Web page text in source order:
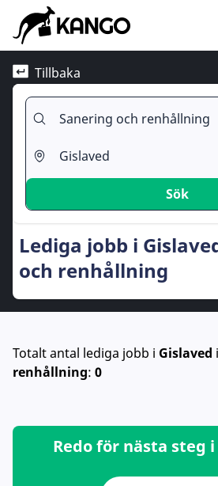
Tillbaka
Sök
Lediga jobb i
och renhållning
Totalt antal lediga jobb i Gislaved
renhållning: 0
Redo för nästa steg